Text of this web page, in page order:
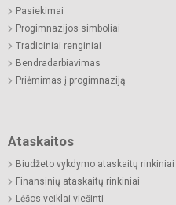
Pasiekimai
Progimnazijos simboliai
Tradiciniai renginiai
Bendradarbiavimas
Priėmimas į progimnaziją
Ataskaitos
Biudžeto vykdymo ataskaitų rinkiniai
Finansinių ataskaitų rinkiniai
Lėšos veiklai viešinti